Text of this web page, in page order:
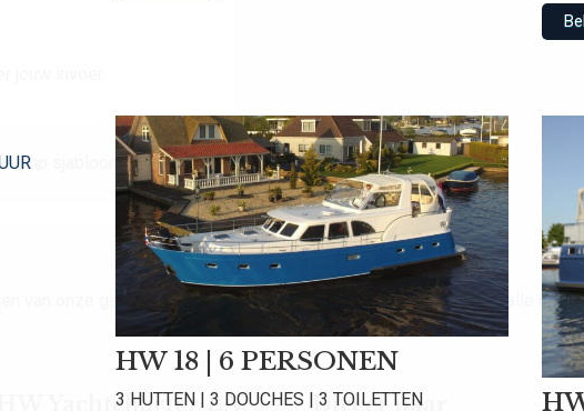
HW 18 | 6 PERSONEN
3 HUTTEN | 3 DOUCHES | 3 TOILETTEN
jouw invoer.
sjabloon.
van onze gasten een gemiddelde beoordeling van9.0 !Bekijk alle
HW Yachtcharter B.V. Direct naar